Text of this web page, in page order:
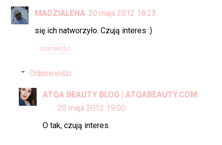
MADZIALENA 20 maja 2012 18:23
się ich natworzyło. Czują interes :)
ODPOWIEDZ
Odpowiedzi
ATQA BEAUTY BLOG | ATQABEAUTY.COM
20 maja 2012 19:00
O tak, czują interes.